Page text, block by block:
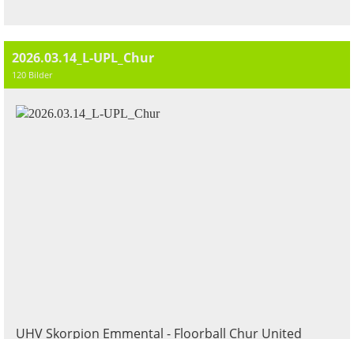
2026.03.14_L-UPL_Chur
120 Bilder
UHV Skorpion Emmental - Floorball Chur United